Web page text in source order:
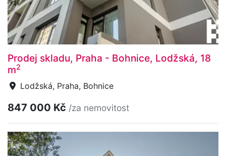
Prodej skladu, Praha - Bohnice, Lodžská, 18
m2
Lodžská, Praha, Bohnice
847 000 Kč /za nemovitost